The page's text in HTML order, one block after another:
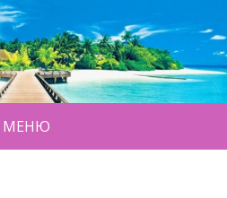
МЕНЮ